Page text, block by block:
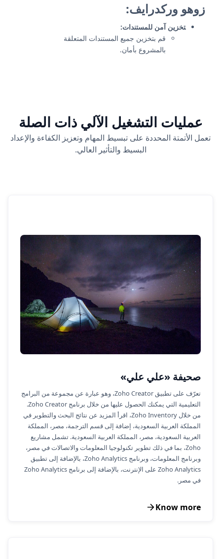
زوهو وركدرايف:
تخزين آمن للمستندات:
قم بتخزين جميع المستندات المتعلقة
بالمشروع بأمان.
عمليات التشغيل الآلي ذات الصلة
تعمل الأتمتة المحددة على تبسيط المهام وتعزيز الكفاءة والإعداد
البسيط والتأثير العالي.
صحيفة «علي علي»
تعرّف على تطبيق Zoho Creator، وهو عبارة عن مجموعة من البرامج
التعليمية التي يمكنك الحصول عليها من خلال برنامج Zoho Creator.
من خلال Zoho Inventory، اقرأ المزيد عن نتائج البحث والتطوير في
المملكة العربية السعودية، إضافة إلى قسم الترجمة، مصر، المملكة
العربية السعودية، مصر، المملكة العربية السعودية. تشمل مشاريع
Zoho، بما في ذلك تطوير تكنولوجيا المعلومات والاتصالات في مصر،
وبرنامج المعلومات، وبرنامج Zoho Analytics، بالإضافة إلى تطبيق
Zoho Analytics على الإنترنت، بالإضافة إلى برنامج Zoho Analytics
في مصر.
Know more